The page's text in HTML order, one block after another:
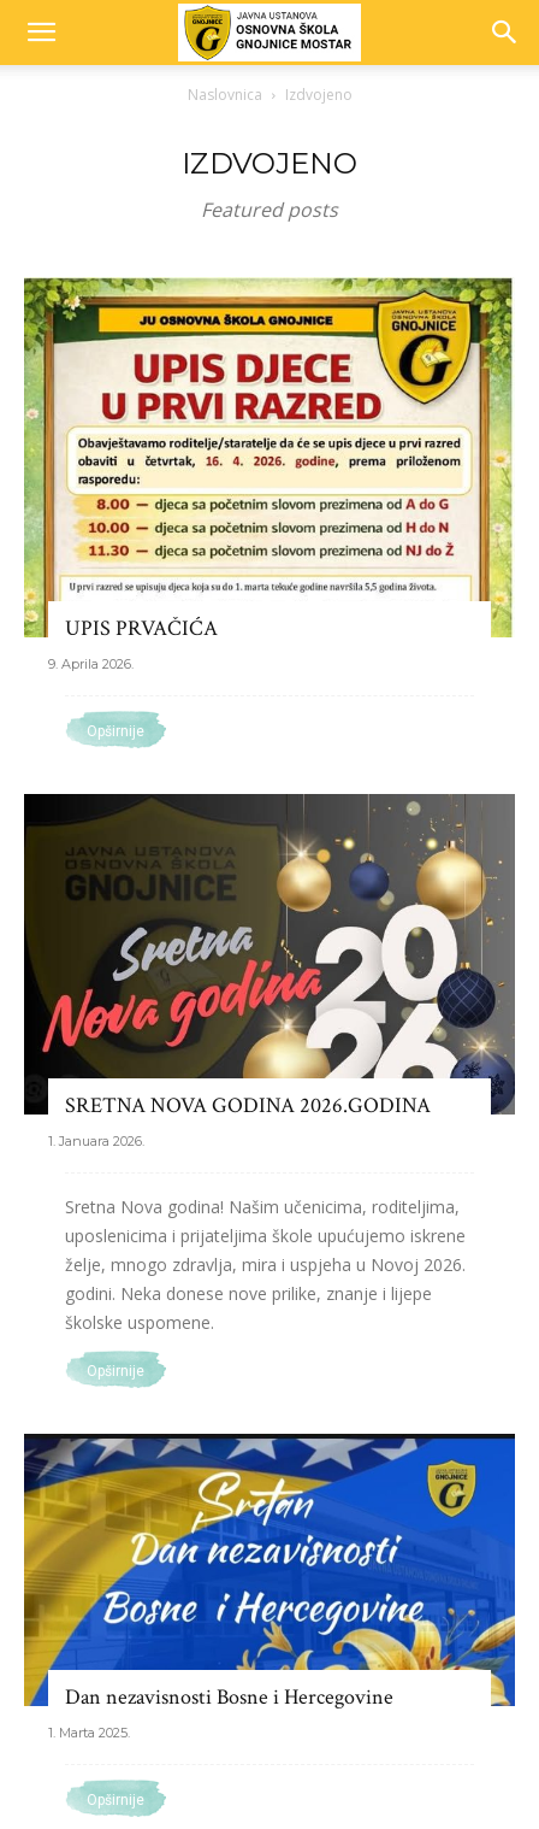
Naslovnica Izdvojeno
IZDVOJENO
Featured posts
UPIS PRVAČIĆA
9. Aprila 2026.
Opširnije
SRETNA NOVA GODINA 2026.GODINA
1. Januara 2026.
Sretna Nova godina! Našim učenicima, roditeljima,
uposlenicima i prijateljima škole upućujemo iskrene
želje, mnogo zdravlja, mira i uspjeha u Novoj 2026.
godini. Neka donese nove prilike, znanje i lijepe
školske uspomene.
Opširnije
Dan nezavisnosti Bosne i Hercegovine
1. Marta 2025.
Opširnije